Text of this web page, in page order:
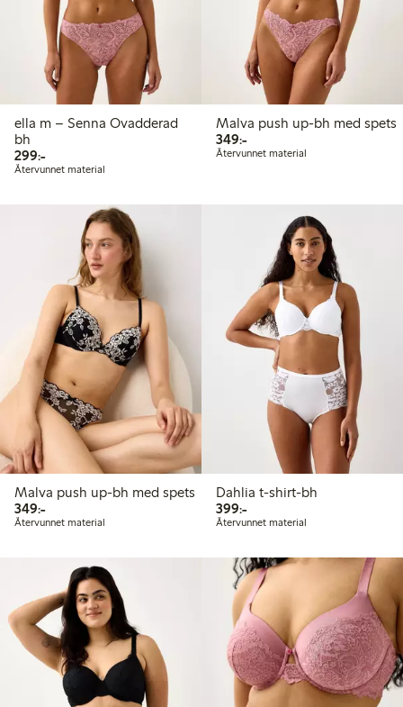
ella m – Senna Ovadderad
bh
299:-299,00 kr
Återvunnet material
Malva push up-bh med spets
349:-349,00 kr
Återvunnet material
Malva push up-bh med spets
349:-349,00 kr
Återvunnet material
Dahlia t-shirt-bh
399:-399,00 kr
Återvunnet material